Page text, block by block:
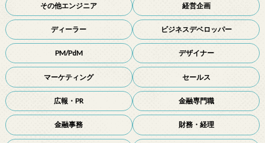
その他エンジニア 経営企画
ディーラー ビジネスデベロッパー
PM/PdM デザイナー
マーケティング セールス
広報・PR 金融専門職
金融事務 財務・経理